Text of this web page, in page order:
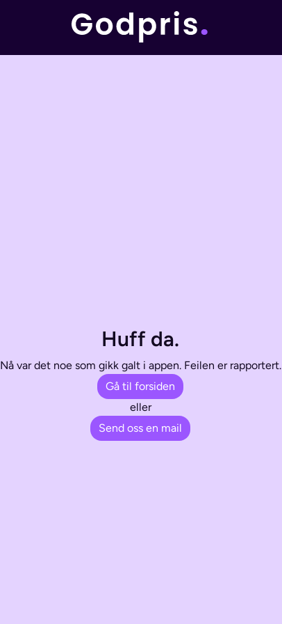
Huff da.
Nå var det noe som gikk galt i appen. Feilen er rapportert.
Gå til forsiden
eller
Send oss en mail